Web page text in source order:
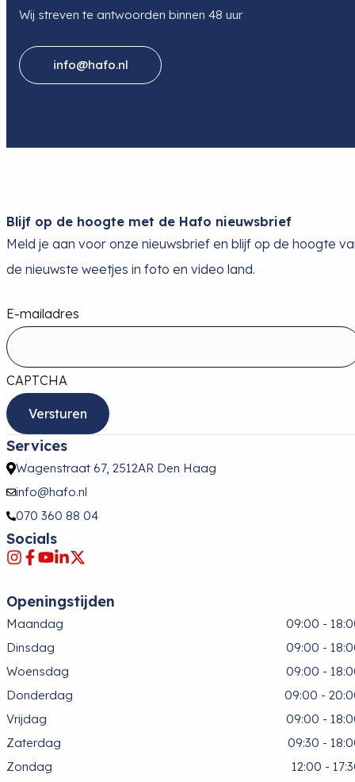
Wij streven te antwoorden binnen 48 uur
info@hafo.nl
Blijf op de hoogte met de Hafo nieuwsbrief
Meld je aan voor onze nieuwsbrief en blijf op de hoogte
de nieuwste weetjes in foto en video land.
E-mailadres
CAPTCHA
Services
Wagenstraat 67, 2512AR Den Haag
info@hafo.nl
070 360 88 04
Socials
Openingstijden
Maandag
09:00 -
Dinsdag
09:00 -
Woensdag
09:00 -
Donderdag
09:00 -
Vrijdag
09:00 -
Zaterdag
09:30 -
Zondag
12:00 -